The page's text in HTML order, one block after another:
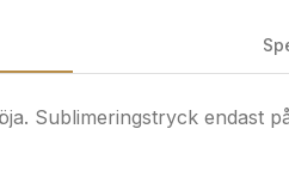
Sublimeringstryck endast